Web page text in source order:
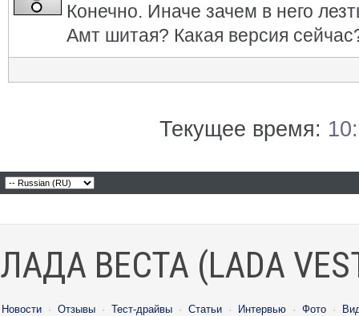
Конечно. Иначе зачем в него
Амт шитая? Какая версия
Текущее время:
ЛАДА ВЕСТА (LADA
Новости · Отзывы · Тест-драйвы · Статьи · Интервью · Фото ·